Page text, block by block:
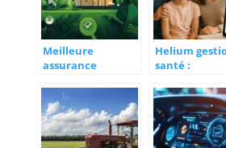
Meilleure
assurance
Trouver des
temoignages
fiables face aux
retours negatifs
Helium
santé :
industrielles
secteur